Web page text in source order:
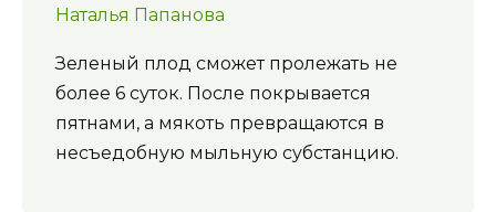
Наталья Папанова
Зеленый плод сможет пролежать не
более 6 суток. После покрывается
пятнами, а мякоть превращаются в
несъедобную мыльную субстанцию.